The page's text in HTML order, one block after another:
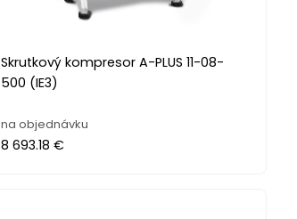
Skrutkový kompresor A-PLUS 11-08-
500 (IE3)
na objednávku
8 693.18 €